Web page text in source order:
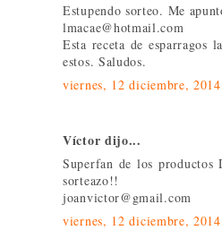
Estupendo sorteo. Me
lmacae@hotmail.com
Esta receta de esparragos
estos. Saludos.
viernes, 12 diciembre, 2014
Víctor dijo...
Superfan de los
sorteazo!!
joanvictor@gmail.com
viernes, 12 diciembre, 2014